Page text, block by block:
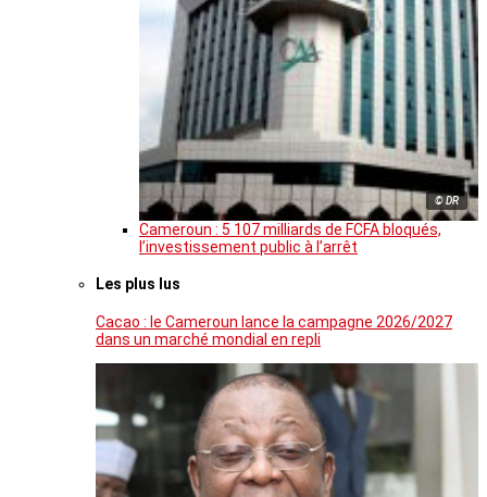
© DR
Cameroun : 5 107 milliards de FCFA bloqués,
l’investissement public à l’arrêt
Les plus lus
Cacao : le Cameroun lance la campagne 2026/2027
dans un marché mondial en repli